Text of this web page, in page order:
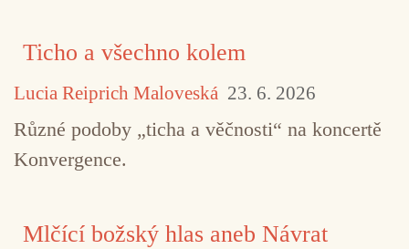
Ticho a všechno kolem
Lucia Reiprich Maloveská 23. 6. 2026
Různé podoby „ticha a věčnosti“ na koncertě
Konvergence.
Mlčící božský hlas aneb Návrat